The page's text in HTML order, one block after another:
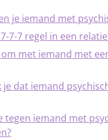
je iemand met
7-7 regel in een
om met iemand met
je dat iemand
tegen iemand met